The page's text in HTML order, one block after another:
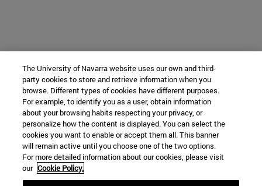
The University of Navarra website uses our own and third-
party cookies to store and retrieve information when you
browse. Different types of cookies have different purposes.
For example, to identify you as a user, obtain information
about your browsing habits respecting your privacy, or
personalize how the content is displayed. You can select the
cookies you want to enable or accept them all. This banner
will remain active until you choose one of the two options.
For more detailed information about our cookies, please visit
our Cookie Policy.